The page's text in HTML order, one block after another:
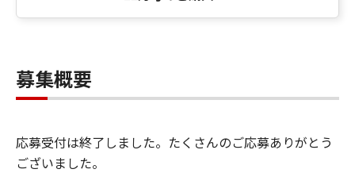
募集概要
応募受付は終了しました。たくさんのご応募ありがとう
ございました。